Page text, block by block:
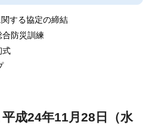
する協定の締結
防災訓練
式
成24年11月28日（水